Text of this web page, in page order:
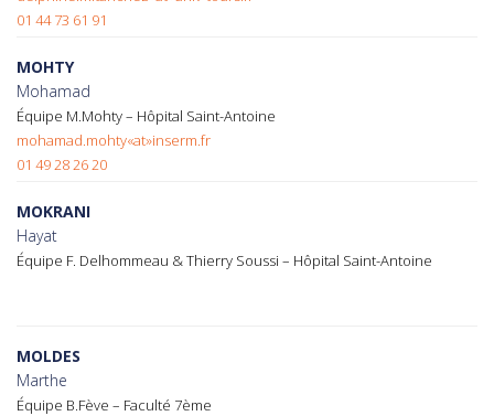
01 44 73 61 91
MOHTY
Mohamad
Équipe M.Mohty – Hôpital Saint-Antoine
mohamad.mohty«at»inserm.fr
01 49 28 26 20
MOKRANI
Hayat
Équipe F. Delhommeau & Thierry Soussi – Hôpital Saint-Antoine
MOLDES
Marthe
Équipe B.Fève – Faculté 7ème